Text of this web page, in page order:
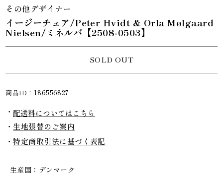
その他デザイナー
イージーチェア/Peter Hvidt & Orla Mølgaard
Nielsen/ミネルバ【2508-0503】
SOLD OUT
商品ID： 186556827
配送料についてはこちら
生地張替のご案内
特定商取引法に基づく表記
生産国 デンマーク